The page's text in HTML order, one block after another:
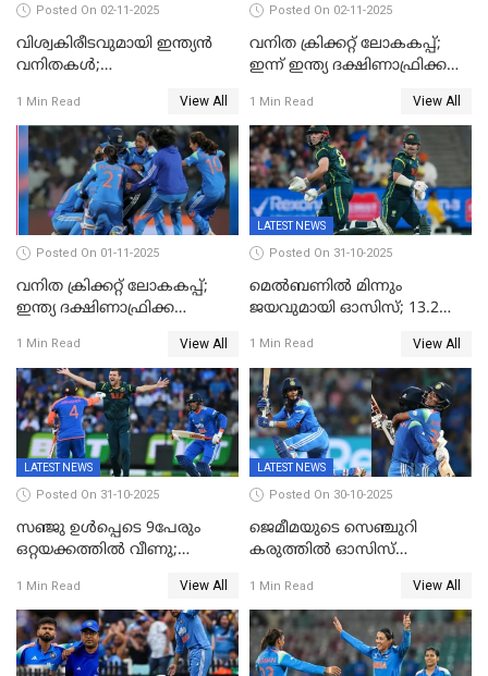
Posted On 02-11-2025
വിശ്വകിരീടവുമായി ഇന്ത്യൻ
വനിതകൾ;
ഇന്ത്യയ്ക്ക് വനിതാ ക്രിക്കറ്റ്
ലോകകപ്പ്
1 Min Read View All
Posted On 02-11-2025
വനിത ക്രിക്കറ്റ് ലോകകപ്പ്;
ഇന്ന് ഇന്ത്യ ദക്ഷിണാഫ്രിക്ക
1 Min Read View All
Posted On 01-11-2025
വനിത ക്രിക്കറ്റ് ലോകകപ്പ്;
ഇന്ത്യ ദക്ഷിണാഫ്രിക്ക
1 Min Read View All
LATEST NEWS
Posted On 31-10-2025
മെൽബണിൽ മിന്നും
ജയവുമായി ഓസിസ്; 13.2
പരമ്പരയിൽ ലീഡ്
1 Min Read View All
LATEST NEWS
Posted On 31-10-2025
സഞ്ജു ഉൾപ്പെടെ 9പേരും
ഒറ്റയക്കത്തിൽ വീണു;
ഹര്‍ഷിതും മാത്രം;
മെല്‍ബണില്‍
ഇന്ത്യയ്‌ക്കെതിരെ ഓസീസ്
ലക്ഷ്യം 126 റണ്‍സ്
1 Min Read View All
LATEST NEWS
Posted On 30-10-2025
ജെമീമയുടെ സെഞ്ചുറി
കരുത്തിൽ ഓസിസ്
തകർന്നു; അഞ്ച് വിക്കറ്റ്
ജയവുമായി ഇന്ത്യൻ
വനിതകൾ ലോകകപ്പ്
കലാശപ്പോരിന്
1 Min Read View All